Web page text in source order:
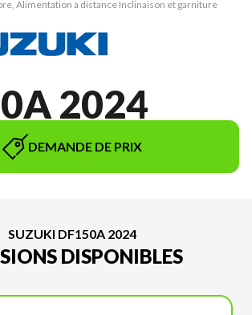
Alimentation à distance Inclinaison et garniture
2024
DEMANDE DE PRIX
SUZUKI DF150A 2024
DISPONIBLES